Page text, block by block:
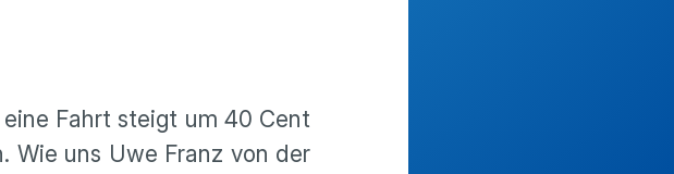
Fahrt steigt um 40 Cent
Wie uns Uwe Franz von der